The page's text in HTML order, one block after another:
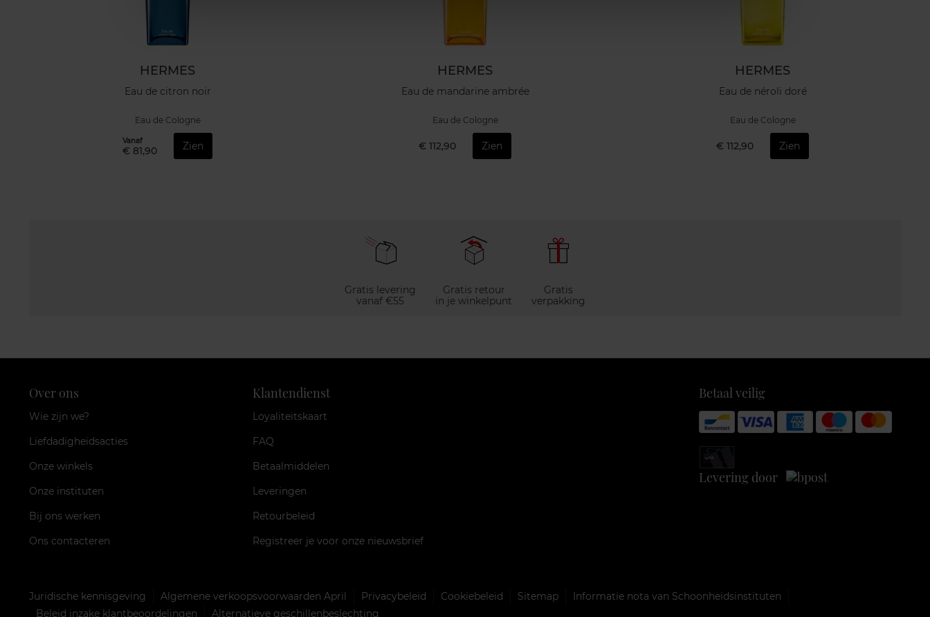
HERMES
Eau de citron noir
Eau de Cologne
Vanaf
€ 81,90 Zien
HERMES
Eau de mandarine ambrée
Eau de Cologne
€ 112,90 Zien
HERMES
Eau de néroli doré
Eau de Cologne
€ 112,90 Zien
Gratis levering
vanaf €55
Gratis retour
in je winkelpunt
Gratis
verpakking
Over ons
Wie zijn we?
Liefdadigheidsacties
Onze winkels
Onze instituten
Bij ons werken
Ons contacteren
Klantendienst
Loyaliteitskaart
FAQ
Betaalmiddelen
Leveringen
Retourbeleid
Registreer je voor onze nieuwsbrief
Betaal veilig
Levering door
Juridische kennisgeving Algemene verkoopsvoorwaarden April Privacybeleid Cookiebeleid Sitemap
Informatie nota van Schoonheidsinstituten
Beleid inzake klantbeoordelingen
Alternatieve geschillenbeslechting